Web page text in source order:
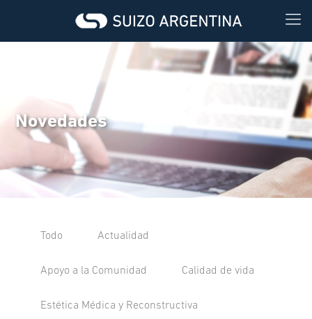
Novedades
Todo Actualidad
Apoyo a la Comunidad Calidad de vida
Estética Médica y Reconstructiva